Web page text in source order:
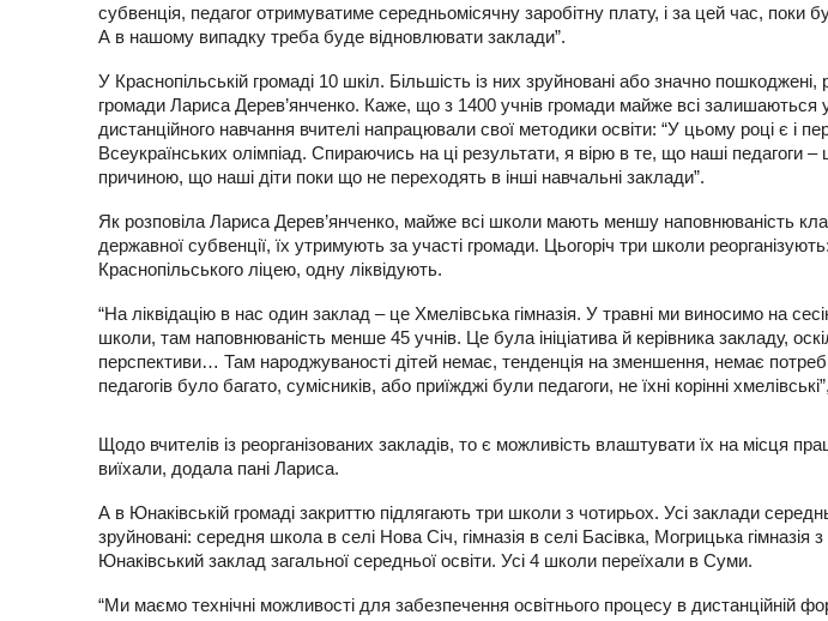
субвенція, педагог отримуватиме середньомісячну заробітну плату, і за цей час, поки
А в нашому випадку треба буде відновлювати заклади”.
У Краснопільській громаді 10 шкіл. Більшість із них зруйновані або значно пошкоджені,
громади Лариса Дерев’янченко. Каже, що з 1400 учнів громади майже всі залишаються
дистанційного навчання вчителі напрацювали свої методики освіти: “У цьому році є і
Всеукраїнських олімпіад. Спираючись на ці результати, я вірю в те, що наші педагоги –
причиною, що наші діти поки що не переходять в інші навчальні заклади”.
Як розповіла Лариса Дерев’янченко, майже всі школи мають меншу наповнюваність
державної субвенції, їх утримують за участі громади. Цьогоріч три школи
Краснопільського ліцею, одну ліквідують.
“На ліквідацію в нас один заклад – це Хмелівська гімназія. У травні ми виносимо на
школи, там наповнюваність менше 45 учнів. Це була ініціатива й керівника закладу,
перспективи… Там народжуваності дітей немає, тенденція на зменшення, немає
педагогів було багато, сумісників, або приїжджі були педагоги, не їхні корінні
Щодо вчителів із реорганізованих закладів, то є можливість влаштувати їх на місця
виїхали, додала пані Лариса.
А в Юнаківській громаді закриттю підлягають три школи з чотирьох. Усі заклади
зруйновані: середня школа в селі Нова Січ, гімназія в селі Басівка, Могрицька гімназія
Юнаківський заклад загальної середньої освіти. Усі 4 школи переїхали в Суми.
“Ми маємо технічні можливості для забезпечення освітнього процесу в дистанційній